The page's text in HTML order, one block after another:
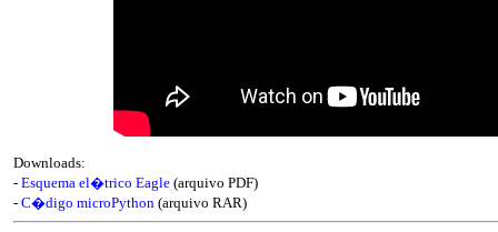
Downloads:
- Esquema el�trico Eagle (arquivo PDF)
- C�digo microPython (arquivo RAR)